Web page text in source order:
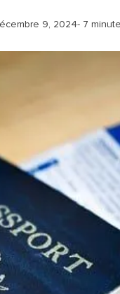
9, 2024- 7